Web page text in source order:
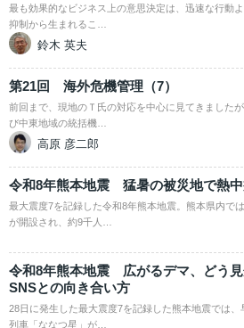
最も効果的なビジネス上の意思決定は、迅速な行動
抑制から生まれるこ…
鈴木 英夫
第21回 海外危機管理（7）
前回まで、現地のＴ氏の対応を中心に見てきました
び中東地域の統括機…
高原 彦二郎
令和8年熊本地震 猛暑の被災地で熱
最大震度7を記録した令和8年熊本地震。熊本県内で
が開設され、約9千人…
令和8年熊本地震 広がるデマ、どう見
SNSとの向き合い方
28日に発生した最大震度7を記録した熊本地震では、
列車「ななつ星」が…